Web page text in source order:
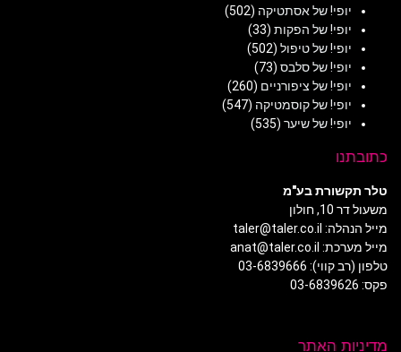
יופי! של אסתטיקה (502)
יופי! של הפקות (33)
יופי! של טיפול (502)
יופי! של סלבס (73)
יופי! של ציפורניים (260)
יופי! של קוסמטיקה (547)
יופי! של שיער (535)
כתובתנו
טלר תקשורת בע"מ
משעול דר 10, חולון
מייל הנהלה: taler@taler.co.il
מייל מערכת: anat@taler.co.il
טלפון (רב קווי): 03-6839666
פקס: 03-6839626
מדיניות האתר